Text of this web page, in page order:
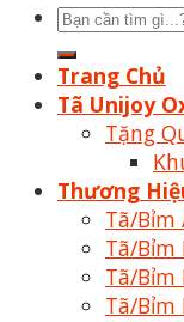
Tìm
kiếm:
Trang Chủ
Tã Unijoy
Tặng
Thương
Tã/Bỉm
Tã/
Tã/Bỉm
Tã/Bỉm